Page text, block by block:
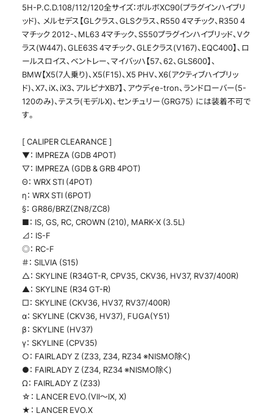
5H-P.C.D.108/112/120全サイズ：ボルボXC90(プラグインハイブリ
ッド)、 メルセデス【GLクラス、GLSクラス、R550 4マチック、R350 4
マチック 2012-、ML63 4マチック、S550プラグインハイブリッド、Vク
ラス(W447)、GLE63S 4マチック、GLEクラス(V167)、EQC400】、ロ
ールスロイス、ベントレー、マイバッハ【57、62、GLS600】、
BMW【X5(7人乗り)、X5(F15)、X5 PHV、X6(アクティブハイブリッ
ド)、X7、iX、iX3、アルピナXB7】、アウディe-tron、ランドローバー(5-
120のみ)、テスラ(モデルX)、センチュリー（GRG75） には装着不可で
す。
[ CALIPER CLEARANCE ]
▼： IMPREZA (GDB 4POT)
▽： IMPREZA (GDB & GRB 4POT)
Θ： WRX STI (4POT)
η： WRX STI (6POT)
§： GR86/BRZ(ZN8/ZC8)
■： IS, GS, RC, CROWN (210), MARK-X (3.5L)
⊿： IS-F
◎： RC-F
＃： SILVIA (S15)
△： SKYLINE (R34GT-R, CPV35, CKV36, HV37, RV37/400R)
▲： SKYLINE (R34 GT-R)
□： SKYLINE (CKV36, HV37, RV37/400R)
α： SKYLINE (CKV36, HV37), FUGA(Y51)
β： SKYLINE (HV37)
γ： SKYLINE (CPV35)
○： FAIRLADY Z (Z33, Z34, RZ34 ※NISMO除く)
●： FAIRLADY Z (Z34, RZ34 ※NISMO除く)
Ω： FAIRLADY Z (Z33)
☆： LANCER EVO.(VII～IX, X)
★： LANCER EVO.X